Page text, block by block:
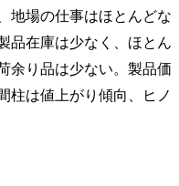
地場の仕事はほとんどな
品在庫は少なく、ほとん
余り品は少ない。製品価
柱は値上がり傾向、ヒノ